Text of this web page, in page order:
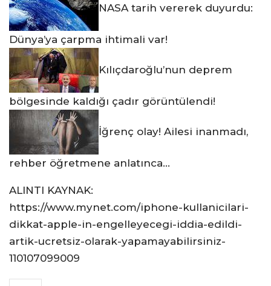
NASA tarih vererek duyurdu:
Dünya’ya çarpma ihtimali var!
Kılıçdaroğlu’nun deprem
bölgesinde kaldığı çadır görüntülendi!
İğrenç olay! Ailesi inanmadı,
rehber öğretmene anlatınca…
ALINTI KAYNAK:
https://www.mynet.com/iphone-kullanicilari-
dikkat-apple-in-engelleyecegi-iddia-edildi-
artik-ucretsiz-olarak-yapamayabilirsiniz-
110107099009